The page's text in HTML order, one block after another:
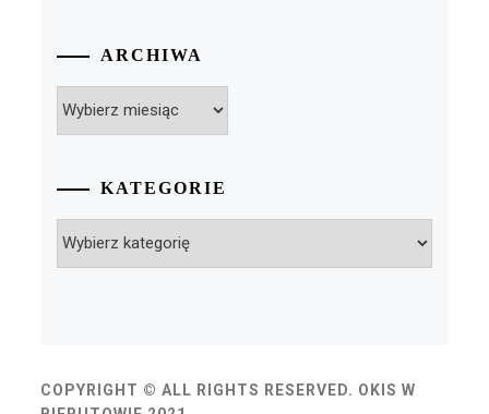
ARCHIWA
KATEGORIE
COPYRIGHT © ALL RIGHTS RESERVED. OKIS W